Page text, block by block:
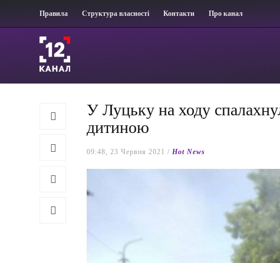
Правила Структура власності Контакти Про канал
У Луцьку на ходу
дитиною
09:48, 23 Червня 2021 /Hot News